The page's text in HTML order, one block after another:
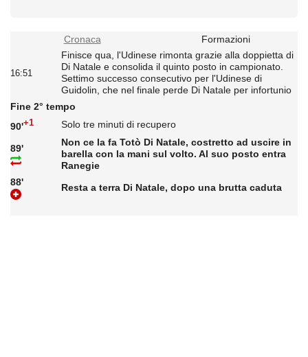
Cronaca Formazioni
16:51
Finisce qua, l'Udinese rimonta grazie alla doppietta di
Di Natale e consolida il quinto posto in campionato.
Settimo successo consecutivo per l'Udinese di
Guidolin, che nel finale perde Di Natale per infortunio
Fine 2° tempo
90'+1 Solo tre minuti di recupero
89'
Non ce la fa Totò Di Natale, costretto ad uscire in
barella con la mani sul volto. Al suo posto entra
Ranegie
88'
Resta a terra Di Natale, dopo una brutta caduta